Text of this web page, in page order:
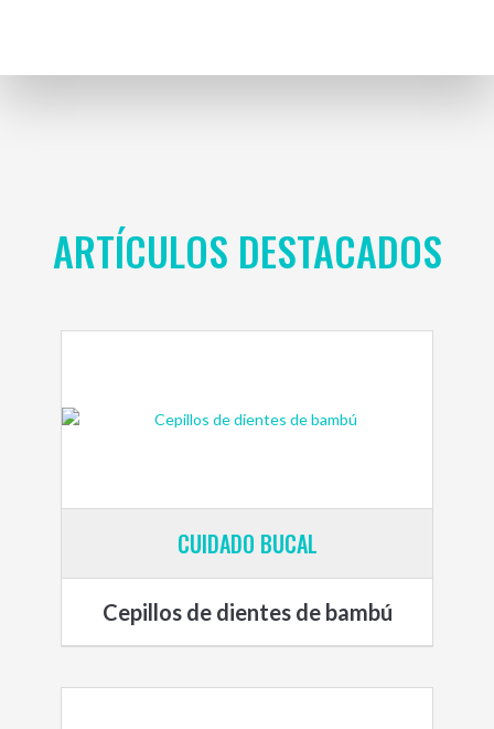
ARTÍCULOS DESTACADOS
CUIDADO BUCAL
Cepillos de dientes de bambú